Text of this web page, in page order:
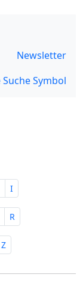
Newsletter
I
R
Z